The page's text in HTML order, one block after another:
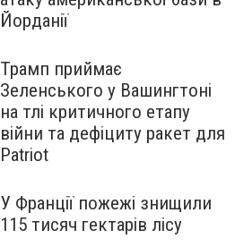
Йорданії
Трамп приймає
Зеленського у Вашингтоні
на тлі критичного етапу
війни та дефіциту ракет для
Patriot
У Франції пожежі знищили
115 тисяч гектарів лісу